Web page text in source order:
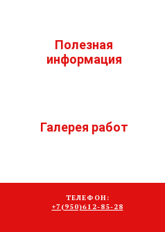
Полезная
информация
Галерея работ
ТЕЛЕФОН:
+7(950)612-85-28